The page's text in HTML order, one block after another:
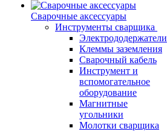
Сварочные аксессуары
Инструменты сварщика
Электрододержатели
Клеммы заземления
Сварочный кабель
Инструмент и
вспомогательное
оборудование
Магнитные
угольники
Молотки сварщика